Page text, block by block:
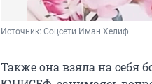
Источник: Соцсети Иман Хелиф
Также она взяла на себя